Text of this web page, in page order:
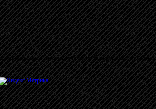
защищены авторским правом. Копирование запрещено.